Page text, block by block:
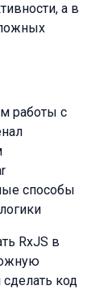
а в
работы с
способы
RxJS в
код